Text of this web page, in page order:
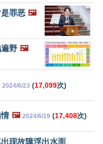
罪恶 🖼️
野 🖼️
2024/6/23 (17,099次)
🖼️ 2024/6/19 (17,408次)
现故障浮出水面